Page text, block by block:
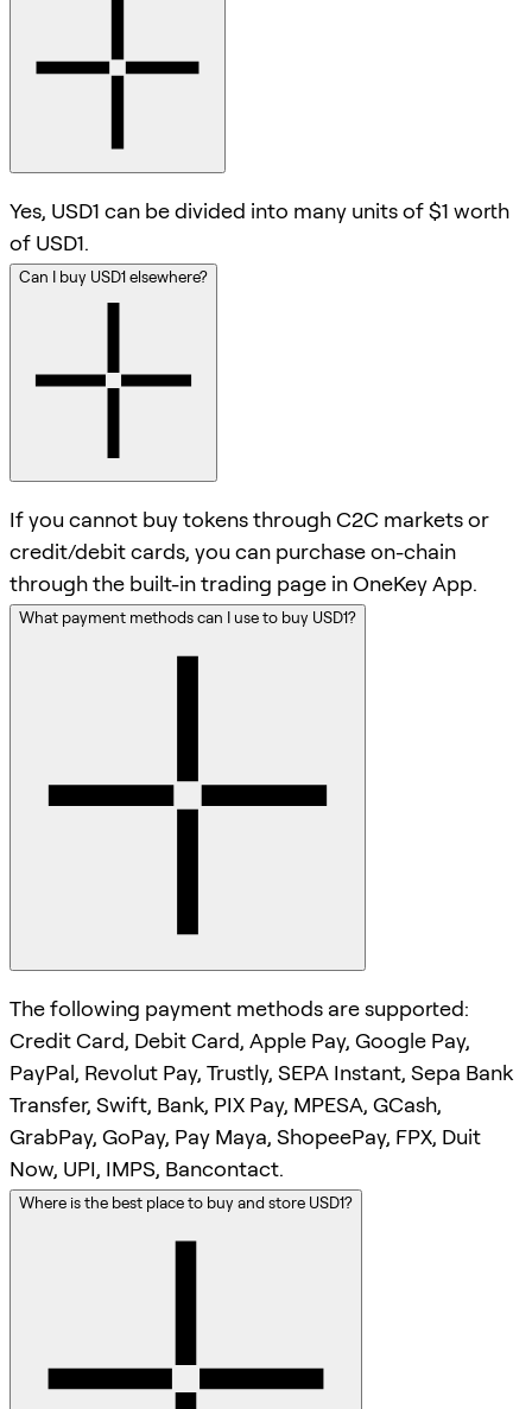
Yes, USD1 can be divided into many units of $1 worth
of USD1.
Can I buy USD1 elsewhere?
If you cannot buy tokens through C2C markets or
credit/debit cards, you can purchase on-chain
through the built-in trading page in OneKey App.
What payment methods can I use to buy USD1?
The following payment methods are supported:
Credit Card, Debit Card, Apple Pay, Google Pay,
PayPal, Revolut Pay, Trustly, SEPA Instant, Sepa Bank
Transfer, Swift, Bank, PIX Pay, MPESA, GCash,
GrabPay, GoPay, Pay Maya, ShopeePay, FPX, Duit
Now, UPI, IMPS, Bancontact.
Where is the best place to buy and store USD1?